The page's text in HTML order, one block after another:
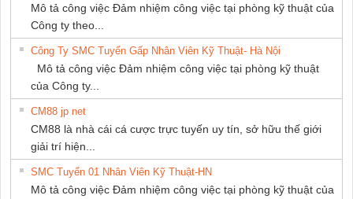
Mô tả công việc Đảm nhiệm công việc tại phòng kỹ thuật của
Công ty theo...
Công Ty SMC Tuyển Gấp Nhân Viên Kỹ Thuật- Hà Nội
Mô tả công việc Đảm nhiệm công việc tại phòng kỹ thuật
của Công ty...
CM88 jp net
CM88 là nhà cái cá cược trực tuyến uy tín, sở hữu thế giới
giải trí hiện...
SMC Tuyển 01 Nhân Viên Kỹ Thuật-HN
Mô tả công việc Đảm nhiệm công việc tại phòng kỹ thuật của